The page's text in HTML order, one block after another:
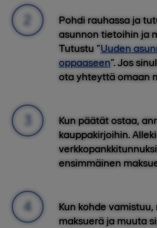
Pohdi rauhassa ja
asunnon tietoihin ja
Tutustu “Uuden
oppaaseen”. Jos
ota yhteyttä omaan
Kun päätät ostaa,
kauppakirjoihin.
ensimmäinen
Kun kohde
maksuerä ja muuta